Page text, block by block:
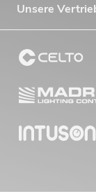
Unsere